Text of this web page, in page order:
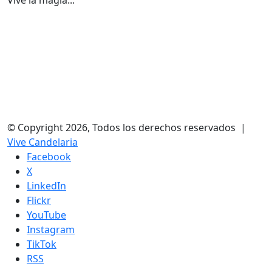
© Copyright 2026, Todos los derechos reservados |
Vive Candelaria
Facebook
X
LinkedIn
Flickr
YouTube
Instagram
TikTok
RSS